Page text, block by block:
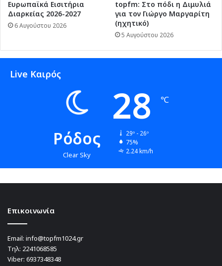
Ευρωπαϊκά Εισιτήρια
Διαρκείας 2026-2027
6 Αυγούστου 2026
topfm: Στο πόδι η Διμυλιά
για τον Γιώργο Μαργαρίτη
(ηχητικό)
5 Αυγούστου 2026
Live Καιρός
Ρόδος
Clear Sky
28 ℃
29º - 26º
75%
2.24 km/h
Επικοινωνία
Email: info@topfm1024.gr
Τηλ: 2241068585
Viber: 6937348348